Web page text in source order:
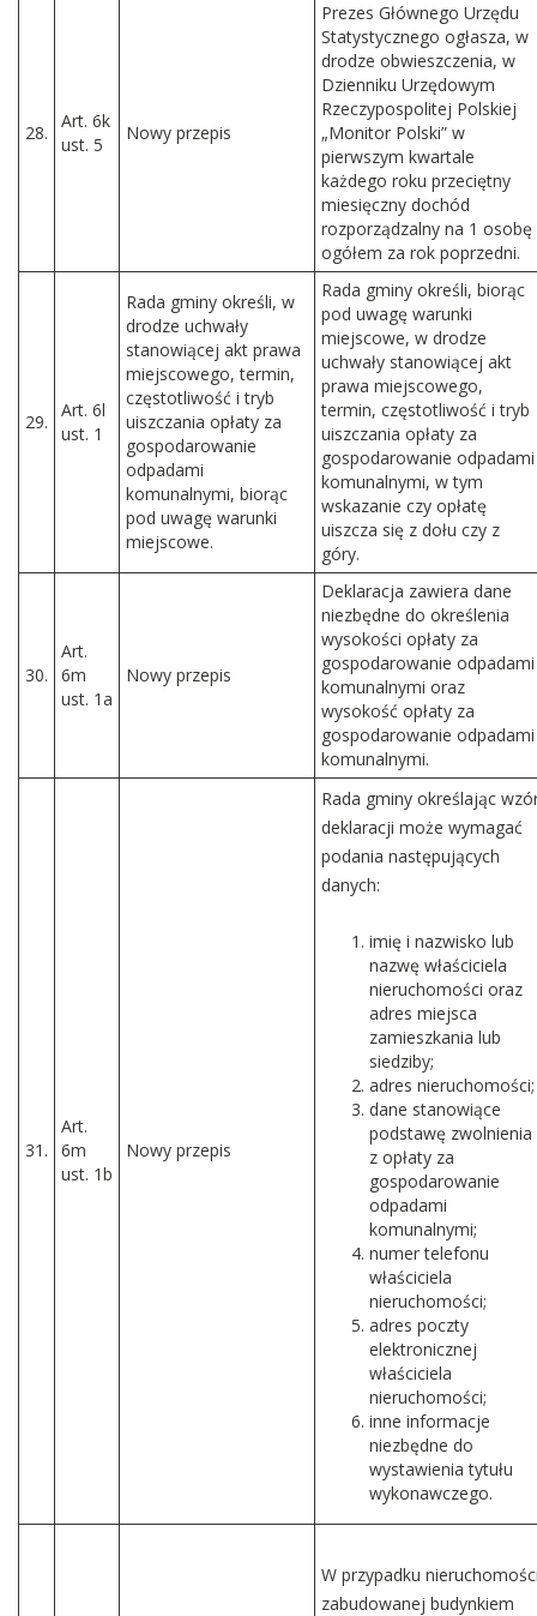
28.
Art. 6k
ust. 5
Nowy przepis
Prezes Głównego Urzędu
Statystycznego ogłasza, w
drodze obwieszczenia, w
Dzienniku Urzędowym
Rzeczypospolitej Polskiej
„Monitor Polski” w
pierwszym kwartale
każdego roku przeciętny
miesięczny dochód
rozporządzalny na 1 osobę
ogółem za rok poprzedni.
29.
Art. 6l
ust. 1
Rada gminy określi, w
drodze uchwały
stanowiącej akt prawa
miejscowego, termin,
częstotliwość i tryb
uiszczania opłaty za
gospodarowanie
odpadami
komunalnymi, biorąc
pod uwagę warunki
miejscowe.
Rada gminy określi, biorąc
pod uwagę warunki
miejscowe, w drodze
uchwały stanowiącej akt
prawa miejscowego,
termin, częstotliwość i tryb
uiszczania opłaty za
gospodarowanie odpadami
komunalnymi, w tym
wskazanie czy opłatę
uiszcza się z dołu czy z
góry.
30.
Art.
6m
ust. 1a
Nowy przepis
Deklaracja zawiera dane
niezbędne do określenia
wysokości opłaty za
gospodarowanie odpadami
komunalnymi oraz
wysokość opłaty za
gospodarowanie odpadami
komunalnymi.
31.
Art.
6m
ust. 1b
Nowy przepis
Rada gminy określając
deklaracji może wymagać
podania następujących
danych:
imię i nazwisko lub
nazwę właściciela
nieruchomości oraz
adres miejsca
zamieszkania lub
siedziby;
adres nieruchomości;
dane stanowiące
podstawę zwolnienia
z opłaty za
gospodarowanie
odpadami
komunalnymi;
numer telefonu
właściciela
nieruchomości;
adres poczty
elektronicznej
właściciela
nieruchomości;
inne informacje
niezbędne do
wystawienia tytułu
wykonawczego.
W przypadku
zabudowanej budynkiem